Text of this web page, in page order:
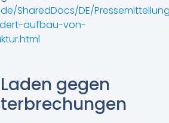
SharedDocs/DE/
aufbau-von-
gegen